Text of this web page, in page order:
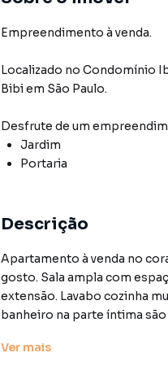
Empreendimento à venda.
Localizado no Condomínio
Bibiem São Paulo.
Desfrute de um
Jardim
Portaria
Descrição
Apartamento à venda no
gosto. Sala ampla com
extensão. Lavabo cozinha
banheiro na parte íntima
variedade de facilidades
Ver mais